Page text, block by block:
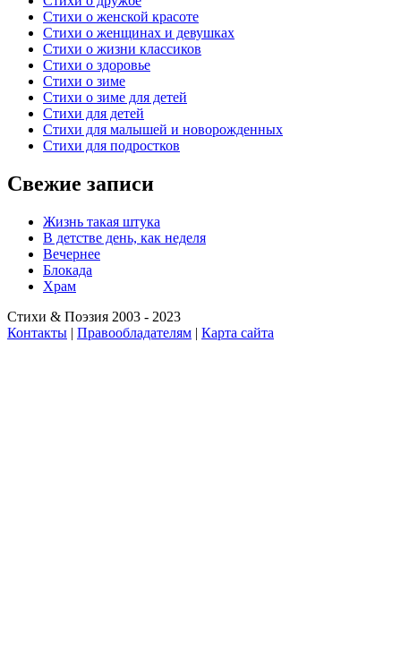
Стихи о женской красоте
Стихи о женщинах и девушках
Стихи о жизни классиков
Стихи о здоровье
Стихи о зиме
Стихи о зиме для детей
Стихи для детей
Стихи для малышей и новорожденных
Стихи для подростков
Свежие записи
Жизнь такая штука
В детстве день, как неделя
Вечернее
Блокада
Храм
Стихи & Поэзия 2003 - 2023
Контакты | Правообладателям | Карта сайта